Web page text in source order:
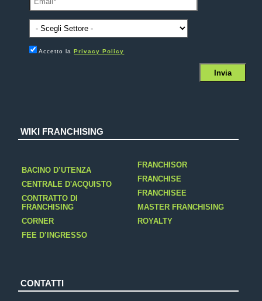
Accetto laPrivacy Policy
WIKI FRANCHISING
BACINO D’UTENZA
CENTRALE D'ACQUISTO
CONTRATTO DI
FRANCHISING
CORNER
FEE D’INGRESSO
FRANCHISOR
FRANCHISE
FRANCHISEE
MASTER FRANCHISING
ROYALTY
CONTATTI